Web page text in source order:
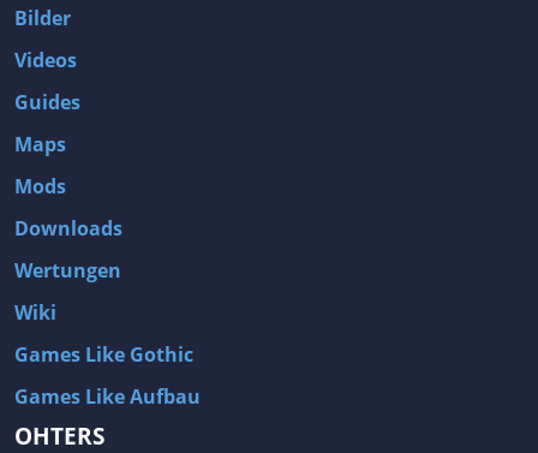
Bilder
Videos
Guides
Maps
Mods
Downloads
Wertungen
Wiki
Games Like Gothic
Games Like Aufbau
OHTERS